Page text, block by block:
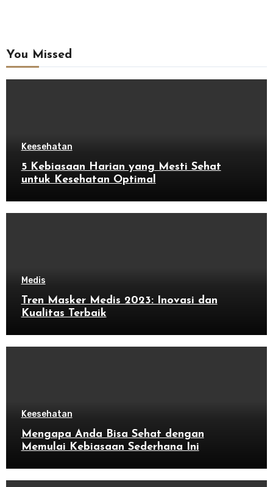
You Missed
Keesehatan
5 Kebiasaan Harian yang Mesti Sehat
untuk Kesehatan Optimal
Medis
Tren Masker Medis 2023: Inovasi dan
Kualitas Terbaik
Keesehatan
Mengapa Anda Bisa Sehat dengan
Memulai Kebiasaan Sederhana Ini